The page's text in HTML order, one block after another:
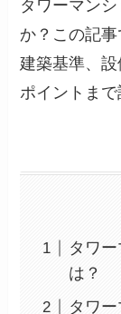
タワーマン
か？この記
建築基準、
ポイントまで
タワ
は？
タワ